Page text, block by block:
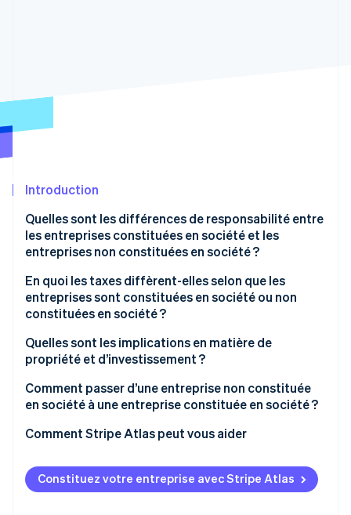
Élimination du carbone
Stripe Sessions 2026
Regarder la vidéo
Introduction
Quelles sont les différences de responsabilité entre
les entreprises constituées en société et les
entreprises non constituées en société ?
En quoi les taxes diffèrent-elles selon que les
entreprises sont constituées en société ou non
constituées en société ?
Taxes des entreprises constituées en société
Taxes des entreprises non constituées en société
Quelles sont les implications en matière de
propriété et d’investissement ?
Propriété
Comment passer d’une entreprise non constituée
en société à une entreprise constituée en société ?
Réserver votre nom d’entreprise et l’enregistrer
Transférer les actifs et la propriété intellectuelle (PI)
Comment Stripe Atlas peut vous aider
S’inscrire sur Atlas
Accepter des paiements et effectuer des
Constituez votre entreprise avec Stripe Atlas